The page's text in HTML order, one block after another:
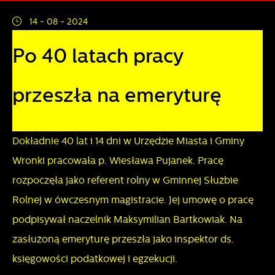
14 - 08 - 2024
Po 40 latach pracy
przeszła na emeryturę
Dokładnie 40 lat i 14 dni w Urzędzie Miasta i Gminy
Wronki pracowała p. Wiesława Pujanek. Pracę
rozpoczęła jako referent rolny w Gminnej Służbie
Rolnej w ówczesnym magistracie. Jej umowę o pracę
podpisywał naczelnik Maksymilian Bartkowiak. Na
zasłużoną emeryturę przeszła jako inspektor ds.
księgowości podatkowej i egzekucji.
preferencji prywatności, logowania czy wypełniania
korzystasz, może działać bez zakłóceń.
Tego typu pliki cookies umożliwiają stronie internetowej
personalizację określonych funkcjonalności czy
Dzięki tym plikom cookies możemy zapewnić Ci większy
komfort korzystania z funkcjonalności naszej strony poprzez
dopasowanie jej do Twoich indywidualnych preferencji.
Wyrażenie zgody na funkcjonalne i personalizacyjne pliki
cookies gwarantuje dostępność większej ilości funkcji na
Analityczne
Analityczne pliki cookies pomagają nam rozwijać się i
dostosowywać do Twoich potrzeb.